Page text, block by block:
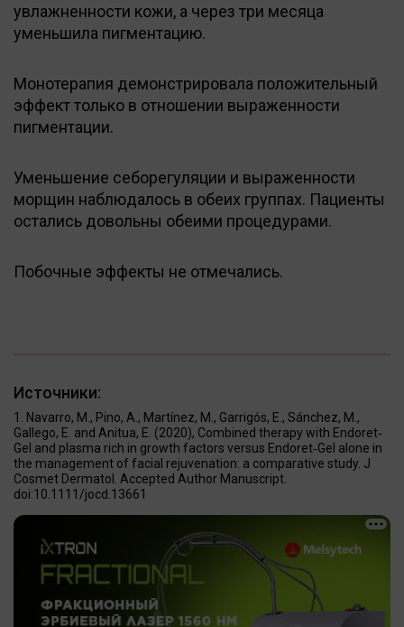
увлажненности кожи, а через три месяца
уменьшила пигментацию.
Монотерапия демонстрировала положительный
эффект только в отношении выраженности
пигментации.
Уменьшение себорегуляции и выраженности
морщин наблюдалось в обеих группах. Пациенты
остались довольны обеими процедурами.
Побочные эффекты не отмечались.
Источники:
Navarro, M., Pino, A., Martínez, M., Garrigós, E., Sánchez, M.,
Gallego, E. and Anitua, E. (2020), Combined therapy with Endoret‐
Gel and plasma rich in growth factors versus Endoret‐Gel alone in
the management of facial rejuvenation: a comparative study. J
Cosmet Dermatol. Accepted Author Manuscript.
doi:10.1111/jocd.13661